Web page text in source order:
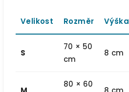
Velikost Rozměr Výška
S
70 × 50
cm
8 cm
80 × 60